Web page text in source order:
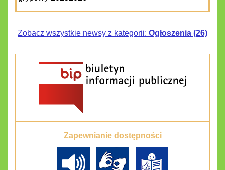
Zobacz wszystkie newsy z kategorii: Ogłoszenia (26)
Zapewnianie dostępności